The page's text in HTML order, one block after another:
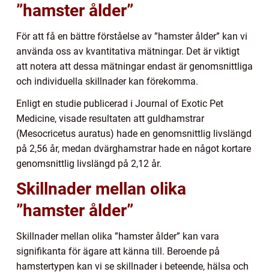
”hamster ålder”
För att få en bättre förståelse av ”hamster ålder” kan vi
använda oss av kvantitativa mätningar. Det är viktigt
att notera att dessa mätningar endast är genomsnittliga
och individuella skillnader kan förekomma.
Enligt en studie publicerad i Journal of Exotic Pet
Medicine, visade resultaten att guldhamstrar
(Mesocricetus auratus) hade en genomsnittlig livslängd
på 2,56 år, medan dvärghamstrar hade en något kortare
genomsnittlig livslängd på 2,12 år.
Skillnader mellan olika
”hamster ålder”
Skillnader mellan olika ”hamster ålder” kan vara
signifikanta för ägare att känna till. Beroende på
hamstertypen kan vi se skillnader i beteende, hälsa och